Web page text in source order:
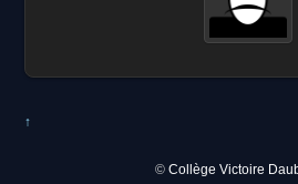
↑
© Collège Victoire